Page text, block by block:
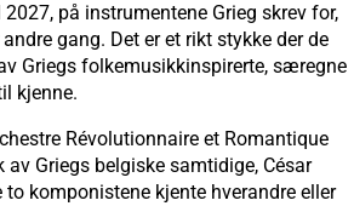
på instrumentene Grieg skrev for,
gang. Det er et rikt stykke der de
Griegs folkemusikkinspirerte, særegne
kjenne.
Révolutionnaire et Romantique
Griegs belgiske samtidige, César
to komponistene kjente hverandre eller